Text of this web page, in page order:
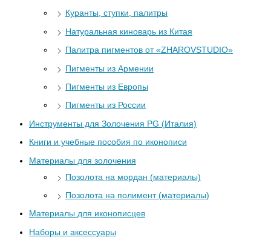
Куранты, ступки, палитры
Натуральная киноварь из Китая
Палитра пигментов от «ZHAROVSTUDIO»
Пигменты из Армении
Пигменты из Европы
Пигменты из России
Инструменты для Золочения PG (Италия)
Книги и учебные пособия по иконописи
Материалы для золочения
Позолота на мордан (материалы)
Позолота на полимент (материалы)
Материалы для иконописцев
Наборы и аксессуары